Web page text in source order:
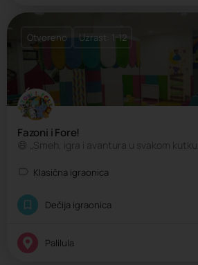
Fazoni i Fore!
😄 „Smeh, igra i avantura u svakom kutku!“
Klasična igraonica
Otvoreno Uzrast: 1-12
Dečija igraonica
Palilula